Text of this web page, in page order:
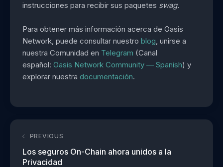
instrucciones para recibir sus paquetes swag.
Para obtener más información acerca de Oasis
Network, puede consultar nuestro blog, unirse a
nuestra Comunidad en Telegram (Canal
español: Oasis Network Community — Spanish) y
explorar nuestra documentación.
PREVIOUS
Los seguros On-Chain ahora unidos a la
Privacidad